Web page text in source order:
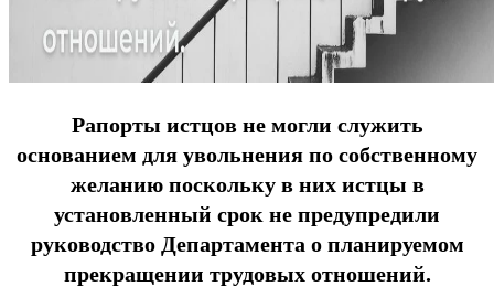
Рапорты истцов не могли служить
основанием для увольнения по собственному
желанию поскольку в них истцы в
установленный срок не предупредили
руководство Департамента о планируемом
прекращении трудовых отношений.